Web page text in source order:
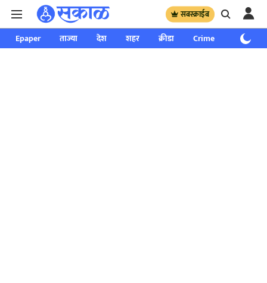
सबस्क्राईब
Epaper ताज्या देश शहर क्रीडा Crime साप्ताहिक